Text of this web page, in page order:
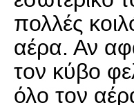
πολλές
αέρα. Αν
τον κύβο
όλο τον